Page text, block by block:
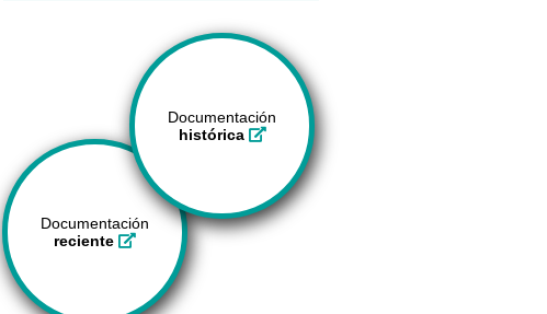
Documentación
histórica
Documentación
reciente